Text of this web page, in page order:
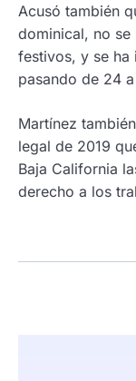
Acusó también
dominical, no se
festivos, y se ha
pasando de 24
Martínez
legal de 2019
Baja California
derecho a los